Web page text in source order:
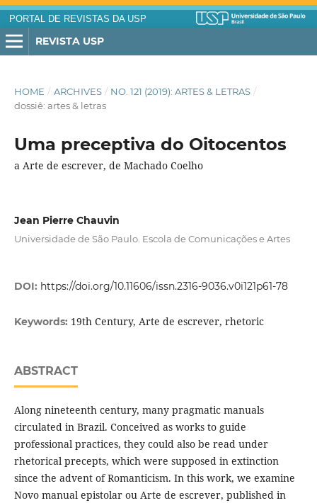
PORTAL DE REVISTAS DA USP
REVISTA USP
HOME / ARCHIVES / NO. 121 (2019): ARTES & LETRAS /
dossiê: artes & letras
Uma preceptiva do Oitocentos
a Arte de escrever, de Machado Coelho
Jean Pierre Chauvin
Universidade de São Paulo. Escola de Comunicações e Artes
DOI: https://doi.org/10.11606/issn.2316-9036.v0i121p61-78
Keywords: 19th Century, Arte de escrever, rhetoric
ABSTRACT
Along nineteenth century, many pragmatic manuals
circulated in Brazil. Conceived as works to guide
professional practices, they could also be read under
rhetorical precepts, which were supposed in extinction
since the advent of Romanticism. In this work, we examine
Novo manual epistolar ou Arte de escrever, published in